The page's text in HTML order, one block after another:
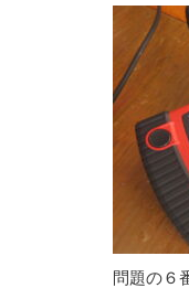
問題の６